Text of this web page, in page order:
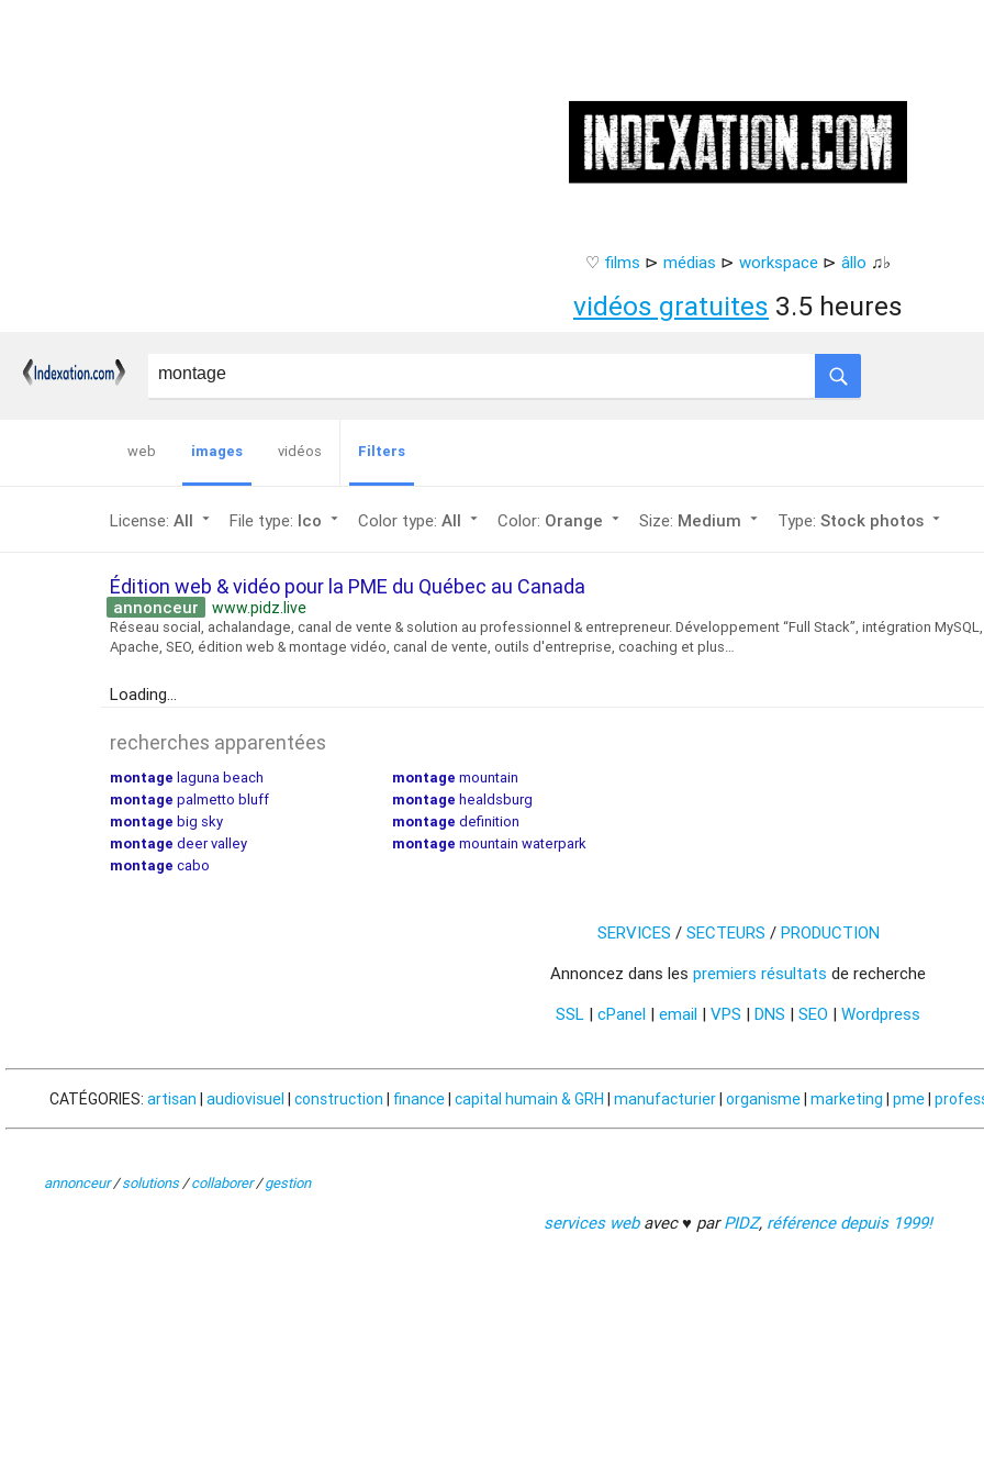
♡ films ⊳ médias ⊳ workspace ⊳ âllo ♫♭
vidéos gratuites 3.5 heures
web images vidéos Filters
License: All arrow_drop_down File type: Ico arrow_drop_down Color type: All arrow_drop_down Color: Orange arrow_drop_down Size: Medium arrow_drop_down Type: Stock photos arrow_drop_down
Édition web & vidéo pour la PME du Québec au Canada
annonceur www.pidz.live
Réseau social, achalandage, canal de vente & solution au professionnel & entrepreneur. Développement “Full Stack”, intégration MySQL,
Apache, SEO, édition web & montage vidéo, canal de vente, outils d'entreprise, coaching et plus…
Loading...
recherches apparentées
montage laguna beach montage mountain
montage palmetto bluff montage healdsburg
montage big sky montage definition
montage deer valley montage mountain waterpark
montage cabo
SERVICES / SECTEURS / PRODUCTION
Annoncez dans les premiers résultats de recherche
SSL | cPanel | email | VPS | DNS | SEO | Wordpress
CATÉGORIES: artisan | audiovisuel | construction | finance| capital humain & GRH | manufacturier| organisme| marketing | pme|
annonceur/solutions/collaborer/gestion
services webavec ♥ parPIDZ, référence depuis 1999!